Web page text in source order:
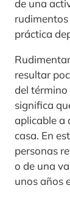
de una
rudimentos
práctica
resultar
del
significa
aplicable a
casa. En
personas
o de una
unos años